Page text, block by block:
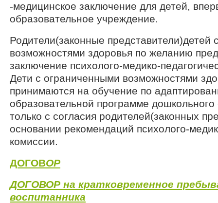
-медицинское заключение для детей,
образовательное учреждение.
Родители(законные представители)детей
возможностями здоровья по желанию
заключение психолого-медико-
Дети с ограниченными возможностями
принимаются на обучение по
образовательной программе дошкольного
только с согласия родителей(законных
основании рекомендаций психолого-
комиссии.
ДОГОВОР
ДОГОВОР на кратковременное
воспитанника